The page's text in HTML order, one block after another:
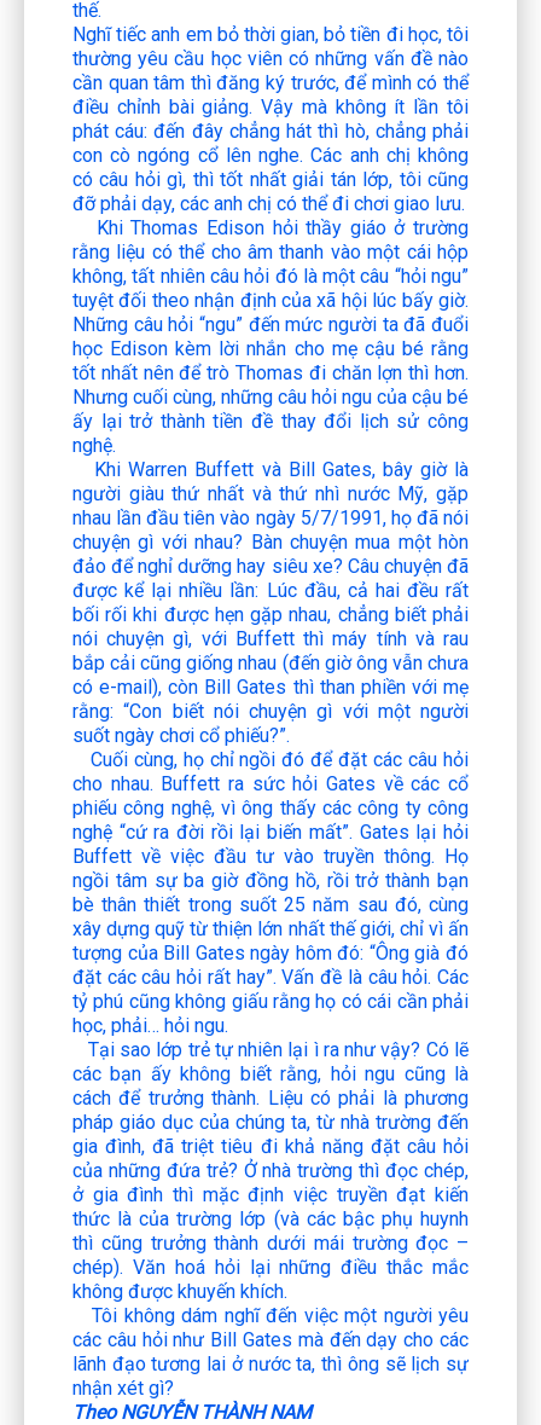
thế.
Nghĩ tiếc anh em bỏ thời gian, bỏ tiền đi học, tôi
thường yêu cầu học viên có những vấn đề nào
cần quan tâm thì đăng ký trước, để mình có thể
điều chỉnh bài giảng. Vậy mà không ít lần tôi
phát cáu: đến đây chẳng hát thì hò, chẳng phải
con cò ngóng cổ lên nghe. Các anh chị không
có câu hỏi gì, thì tốt nhất giải tán lớp, tôi cũng
đỡ phải dạy, các anh chị có thể đi chơi giao lưu.
Khi Thomas Edison hỏi thầy giáo ở trường
rằng liệu có thể cho âm thanh vào một cái hộp
không, tất nhiên câu hỏi đó là một câu “hỏi ngu”
tuyệt đối theo nhận định của xã hội lúc bấy giờ.
Những câu hỏi “ngu” đến mức người ta đã đuổi
học Edison kèm lời nhắn cho mẹ cậu bé rằng
tốt nhất nên để trò Thomas đi chăn lợn thì hơn.
Nhưng cuối cùng, những câu hỏi ngu của cậu bé
ấy lại trở thành tiền đề thay đổi lịch sử công
nghệ.
Khi Warren Buffett và Bill Gates, bây giờ là
người giàu thứ nhất và thứ nhì nước Mỹ, gặp
nhau lần đầu tiên vào ngày 5/7/1991, họ đã nói
chuyện gì với nhau? Bàn chuyện mua một hòn
đảo để nghỉ dưỡng hay siêu xe? Câu chuyện đã
được kể lại nhiều lần: Lúc đầu, cả hai đều rất
bối rối khi được hẹn gặp nhau, chẳng biết phải
nói chuyện gì, với Buffett thì máy tính và rau
bắp cải cũng giống nhau (đến giờ ông vẫn chưa
có e-mail), còn Bill Gates thì than phiền với mẹ
rằng: “Con biết nói chuyện gì với một người
suốt ngày chơi cổ phiếu?”.
Cuối cùng, họ chỉ ngồi đó để đặt các câu hỏi
cho nhau. Buffett ra sức hỏi Gates về các cổ
phiếu công nghệ, vì ông thấy các công ty công
nghệ “cứ ra đời rồi lại biến mất”. Gates lại hỏi
Buffett về việc đầu tư vào truyền thông. Họ
ngồi tâm sự ba giờ đồng hồ, rồi trở thành bạn
bè thân thiết trong suốt 25 năm sau đó, cùng
xây dựng quỹ từ thiện lớn nhất thế giới, chỉ vì ấn
tượng của Bill Gates ngày hôm đó: “Ông già đó
đặt các câu hỏi rất hay”. Vấn đề là câu hỏi. Các
tỷ phú cũng không giấu rằng họ có cái cần phải
học, phải… hỏi ngu.
Tại sao lớp trẻ tự nhiên lại ì ra như vậy? Có lẽ
các bạn ấy không biết rằng, hỏi ngu cũng là
cách để trưởng thành. Liệu có phải là phương
pháp giáo dục của chúng ta, từ nhà trường đến
gia đình, đã triệt tiêu đi khả năng đặt câu hỏi
của những đứa trẻ? Ở nhà trường thì đọc chép,
ở gia đình thì mặc định việc truyền đạt kiến
thức là của trường lớp (và các bậc phụ huynh
thì cũng trưởng thành dưới mái trường đọc –
chép). Văn hoá hỏi lại những điều thắc mắc
không được khuyến khích.
Tôi không dám nghĩ đến việc một người yêu
các câu hỏi như Bill Gates mà đến dạy cho các
lãnh đạo tương lai ở nước ta, thì ông sẽ lịch sự
nhận xét gì?
Theo NGUYỄN THÀNH NAM